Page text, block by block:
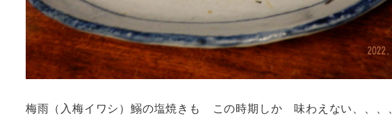
梅雨（入梅イワシ）鰯の塩焼きも この時期しか 味わえない、、、、